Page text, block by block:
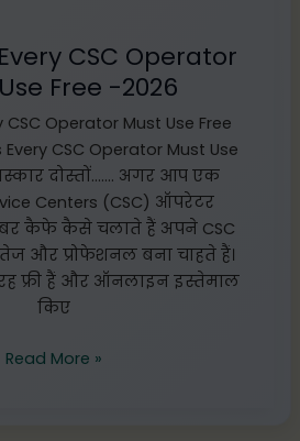
CSC Operator
Free -2026
CSC Operator Must Use Free
CSC Operator Must Use
दोस्तों……. अगर आप एक
Centers (CSC) ऑपरेटर
कैफे कैसे चलाते हैं अपने CSC
और प्रोफेशनल बना चाहते हैं।
फ्री हैं और ऑनलाइन इस्तेमाल
किए
Read More »